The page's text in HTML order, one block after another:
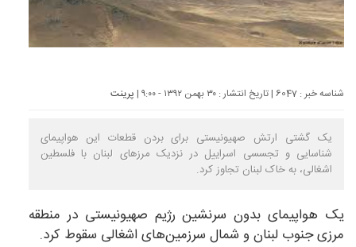
شناسه خبر : 6047 | تاریخ انتشار : ۳۰ بهمن ۱۳۹۲ - ۹:۰۰ | پرینت
یک گشتی ارتش صهیونیستی برای بردن قطعات این هواپیمای
شناسایی و تجسسی اسراییل در نزدیک مرزهای لبنان با فلسطین
اشغالی، به خاک لبنان تجاوز کرد.
یک هواپیمای بدون سرنشین رژیم صهیونیستی در منطقه
مرزی جنوب لبنان و شمال سرزمین‌های اشغالی سقوط کرد.